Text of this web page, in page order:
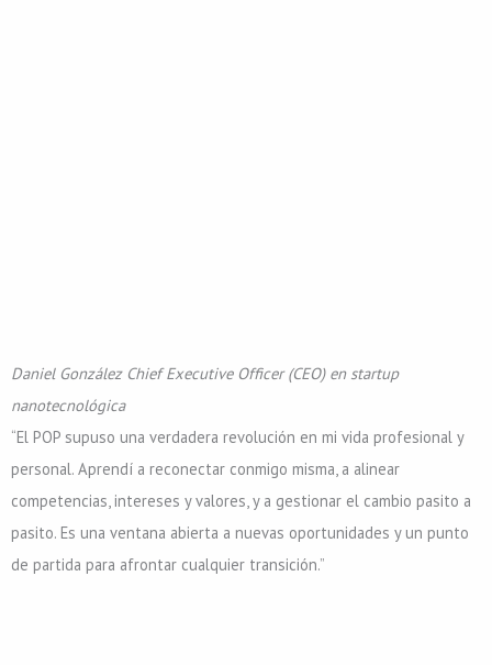
Daniel GonzálezChief Executive Officer (CEO) en startup
nanotecnológica
“El POP supuso una verdadera revolución en mi vida profesional y
personal. Aprendí a reconectar conmigo misma, a alinear
competencias, intereses y valores, y a gestionar el cambio pasito a
pasito. Es una ventana abierta a nuevas oportunidades y un punto
de partida para afrontar cualquier transición.”